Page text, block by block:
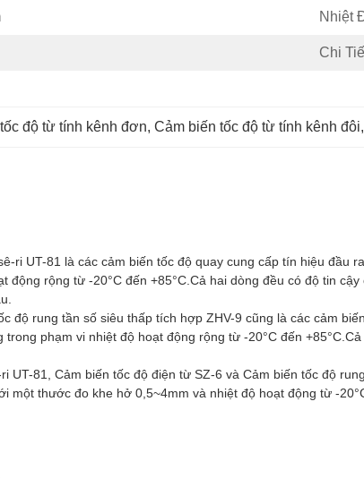
Nhiệt
Chi
độ từ tính kênh đơn, Cảm biến tốc độ từ tính kênh đôi,
ri UT-81 là các cảm biến tốc độ quay cung cấp tín hiệu
động rộng từ -20°C đến +85°C.Cả hai dòng đều có độ tin
độ rung tần số siêu thấp tích hợp ZHV-9 cũng là các cảm
phạm vi nhiệt độ hoạt động rộng từ -20°C đến
UT-81, Cảm biến tốc độ điện từ SZ-6 và Cảm biến tốc độ
một thước đo khe hở 0,5~4mm và nhiệt độ hoạt động từ -